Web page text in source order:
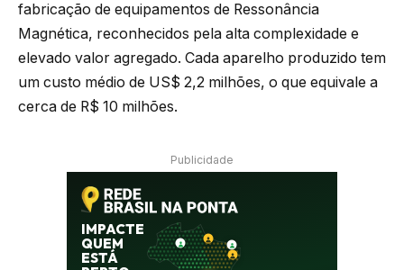
fabricação de equipamentos de Ressonância
Magnética, reconhecidos pela alta complexidade e
elevado valor agregado. Cada aparelho produzido tem
um custo médio de US$ 2,2 milhões, o que equivale a
cerca de R$ 10 milhões.
Publicidade